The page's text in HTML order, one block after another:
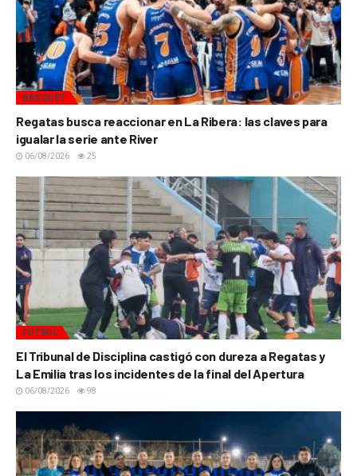
BÁSQUET
Regatas busca reaccionar en La Ribera: las claves para
igualar la serie ante River
06/08/2026 25
FÚTBOL
El Tribunal de Disciplina castigó con dureza a Regatas y
La Emilia tras los incidentes de la final del Apertura
06/08/2026 98